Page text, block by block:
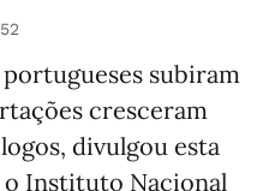
subiram
cresceram
divulgou esta
o Instituto Nacional